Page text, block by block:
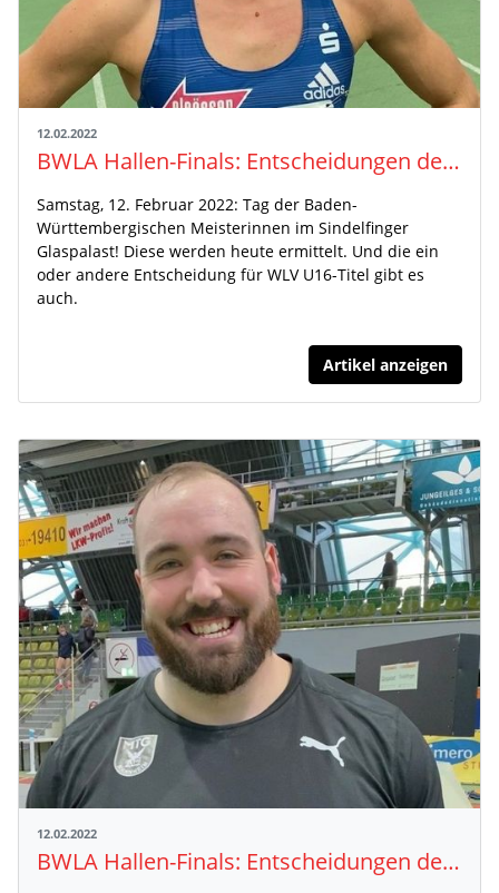
12.02.2022
BWLA Hallen-Finals: Entscheidungen der Frauen
Samstag, 12. Februar 2022: Tag der Baden-
Württembergischen Meisterinnen im Sindelfinger
Glaspalast! Diese werden heute ermittelt. Und die ein
oder andere Entscheidung für WLV U16-Titel gibt es
auch.
Artikel anzeigen
12.02.2022
BWLA Hallen-Finals: Entscheidungen der Männer